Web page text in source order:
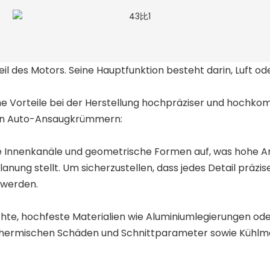
des Motors. Seine Hauptfunktion besteht darin, Luft
bei der Herstellung hochpräziser und
Auto-Ansaugkrümmern:
und geometrische Formen auf, was hohe
stellt. Um sicherzustellen, dass jedes Detail
hochfeste Materialien wie Aluminiumlegierungen
Schäden und Schnittparameter sowie